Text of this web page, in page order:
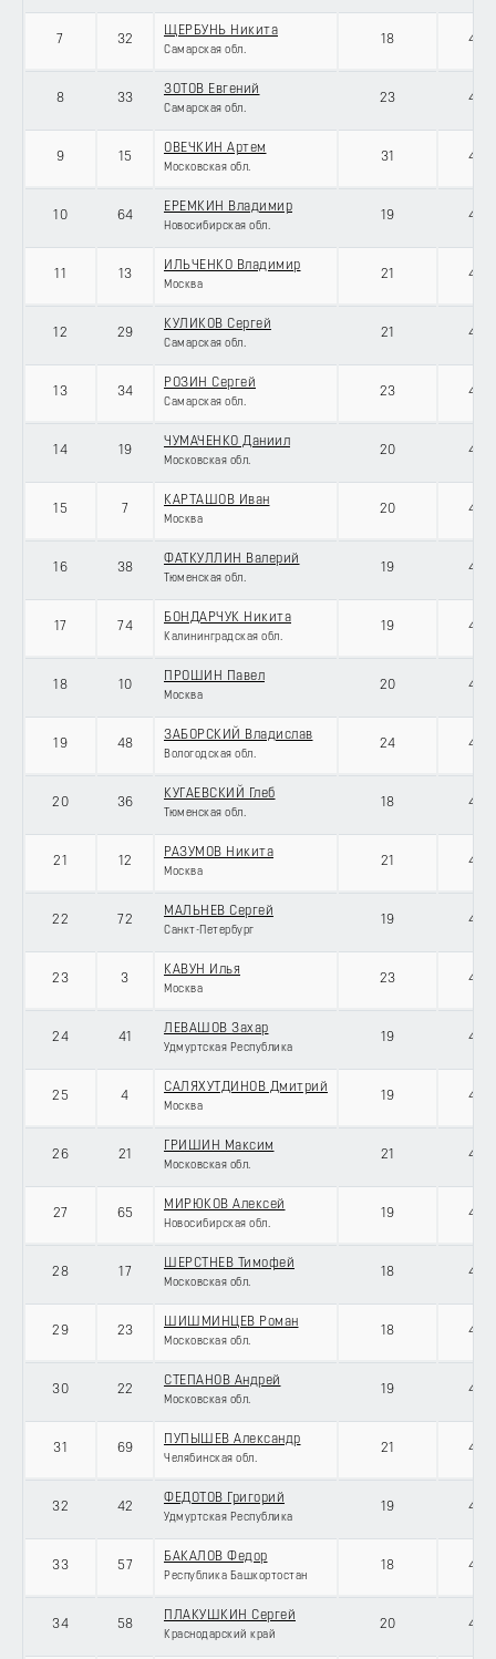
7 32
ЩЕРБУНЬ Никита
Самарская обл.
18
8 33
ЗОТОВ Евгений
Самарская обл.
23
9 15
ОВЕЧКИН Артем
Московская обл.
31
10 64
ЕРЕМКИН Владимир
Новосибирская обл.
19
11 13
ИЛЬЧЕНКО Владимир
Москва
21
12 29
КУЛИКОВ Сергей
Самарская обл.
21
13 34
РОЗИН Сергей
Самарская обл.
23
14 19
ЧУМАЧЕНКО Даниил
Московская обл.
20
15 7
КАРТАШОВ Иван
Москва
20
16 38
ФАТКУЛЛИН Валерий
Тюменская обл.
19
17 74
БОНДАРЧУК Никита
Калининградская обл.
19
18 10
ПРОШИН Павел
Москва
20
19 48
ЗАБОРСКИЙ Владислав
Вологодская обл.
24
20 36
КУГАЕВСКИЙ Глеб
Тюменская обл.
18
21 12
РАЗУМОВ Никита
Москва
21
22 72
МАЛЬНЕВ Сергей
Санкт-Петербург
19
23 3
КАВУН Илья
Москва
23
24 41
ЛЕВАШОВ Захар
Удмуртская Республика
19
25 4
САЛЯХУТДИНОВ Дмитрий
Москва
19
26 21
ГРИШИН Максим
Московская обл.
21
27 65
МИРЮКОВ Алексей
Новосибирская обл.
19
28 17
ШЕРСТНЕВ Тимофей
Московская обл.
18
29 23
ШИШМИНЦЕВ Роман
Московская обл.
18
30 22
СТЕПАНОВ Андрей
Московская обл.
19
31 69
ПУПЫШЕВ Александр
Челябинская обл.
21
32 42
ФЕДОТОВ Григорий
Удмуртская Республика
19
33 57
БАКАЛОВ Федор
Республика Башкортостан
18
34 58
ПЛАКУШКИН Сергей
Краснодарский край
20